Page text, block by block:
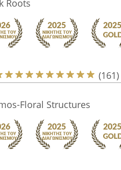
Roots
(161)
Floral Structures